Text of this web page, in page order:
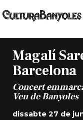
Magalí
Barcelona
Concert
Veu de Banyoles
dissabte 27 de